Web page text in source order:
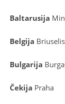
Baltarusija
Belgija Briuselis
Bulgarija
Čekija Praha